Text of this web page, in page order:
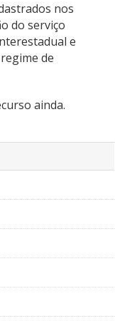
nos
do serviço
e
de
ainda.